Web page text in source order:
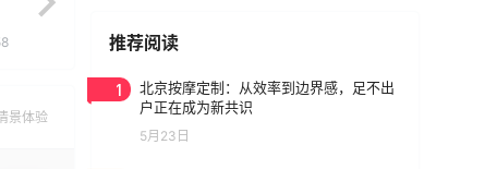
景体验
推荐阅读
1
北京按摩定制：从效率到边界感，足不出
户正在成为新共识
5月23日